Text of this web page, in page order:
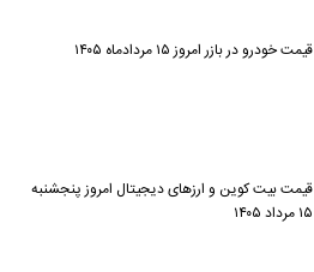
قیمت خودرو در بازر امروز ۱۵ مردادماه ۱۴۰۵
قیمت بیت کوین و ارز‌های دیجیتال امروز پنجشنبه
۱۵ مرداد ۱۴۰۵